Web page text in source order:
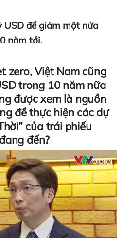
USD để giảm một nửa
năm tới.
zero, Việt Nam cũng
trong 10 năm nữa
được xem là nguồn
để thực hiện các dự
của trái phiếu
đến?
Hủy Gửi